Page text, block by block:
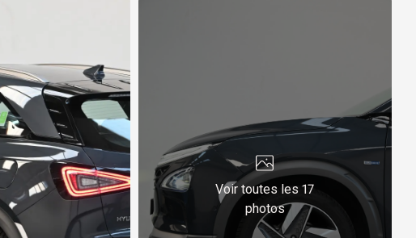
Voir toutes les 17
photos